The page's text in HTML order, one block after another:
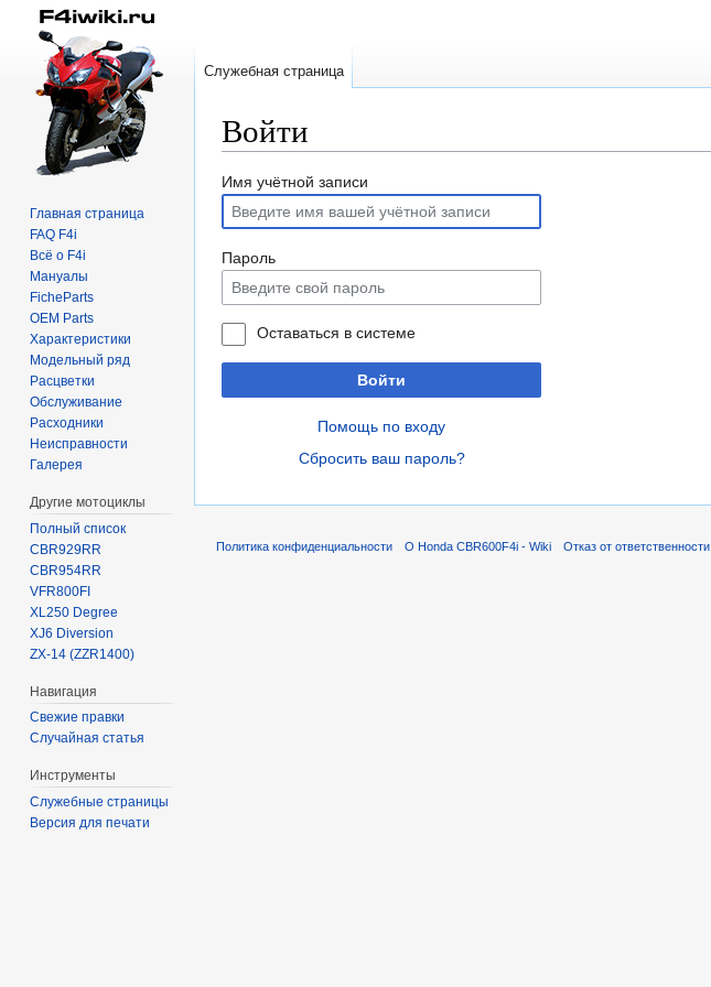
Войти
Перейти
навигации
Перейти
поиску
Имя учётной записи
Пароль
Оставаться в системе
Войти
Помощь по входу
Сбросить ваш пароль?
Служебная страница
Главная страница
FAQ F4i
Всё о F4i
Мануалы
FicheParts
OEM Parts
Характеристики
Модельный ряд
Расцветки
Обслуживание
Расходники
Неисправности
Галерея
Другие мотоциклы
Полный список
CBR929RR
CBR954RR
VFR800FI
XL250 Degree
XJ6 Diversion
ZX-14 (ZZR1400)
Навигация
Свежие правки
Случайная статья
Инструменты
Служебные страницы
Версия для печати
Политика конфиденциальности О Honda CBR600F4i - Wiki Отказ от ответственности